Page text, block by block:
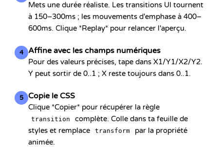
Mets une durée réaliste. Les transitions UI tournent
à 150–300ms ; les mouvements d'emphase à 400–
600ms. Clique *Replay* pour relancer l'aperçu.
4 Affine avec les champs numériques
Pour des valeurs précises, tape dans X1/Y1/X2/Y2.
Y peut sortir de 0..1 ; X reste toujours dans 0..1.
5 Copie le CSS
Clique *Copier* pour récupérer la règle
transition
complète. Colle dans ta feuille de
styles et remplace
transform
par la propriété
animée.